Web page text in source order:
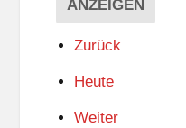
Zurück
Heute
Weiter